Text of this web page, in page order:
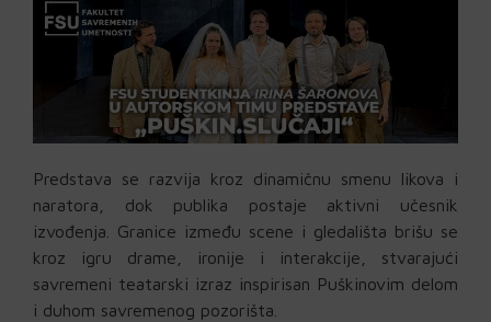
Predstava se razvija kroz dinamičnu smenu likova i
naratora, dok publika postaje aktivni učesnik
izvođenja. Granice između scene i gledališta brišu se
kroz igru drame, ironije i interakcije, stvarajući
savremeni teatarski izraz inspirisan Puškinovim delom
i duhom savremenog pozorišta.